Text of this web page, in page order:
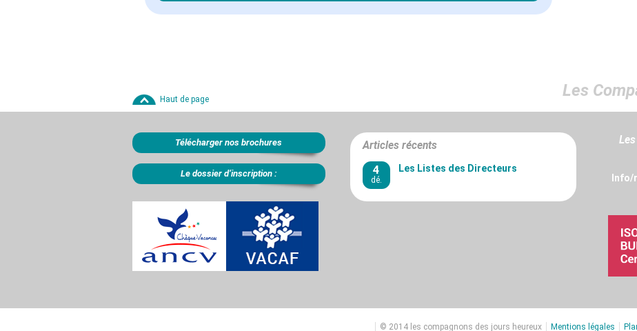
Les
Haut de page
Télécharger nos brochures
Le dossier d’inscription :
Articles récents
4
dé.
Les Listes des Directeurs
Info/
© 2014 les compagnons des jours heureux Mentions légales